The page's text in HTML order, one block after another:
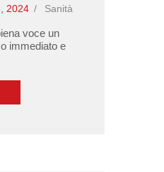
2024 Sanità
voce un
immediato e